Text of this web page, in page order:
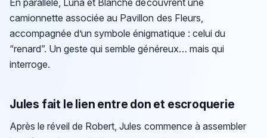
En parallèle, Luna et Blanche découvrent une
camionnette associée au Pavillon des Fleurs,
accompagnée d’un symbole énigmatique : celui du
“renard”. Un geste qui semble généreux… mais qui
interroge.
Jules fait le lien entre don et escroquerie
Après le réveil de Robert, Jules commence à assembler